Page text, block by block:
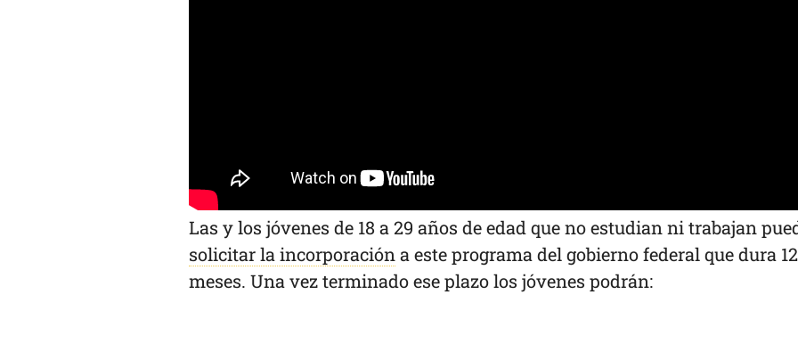
Las y los jóvenes de 18 a 29 años de edad que no estudian ni trabajan
solicitar la incorporacióna este programa del gobierno federal que dura 12
meses. Una vez terminado ese plazo los jóvenes podrán: